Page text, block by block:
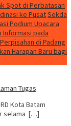
Spot di Perbatasan
ke PusatSekda
Podium Upacara
Informasi pada
di Padang
Harapan Baru bagi
Tugas
Kota Batam
selama […]